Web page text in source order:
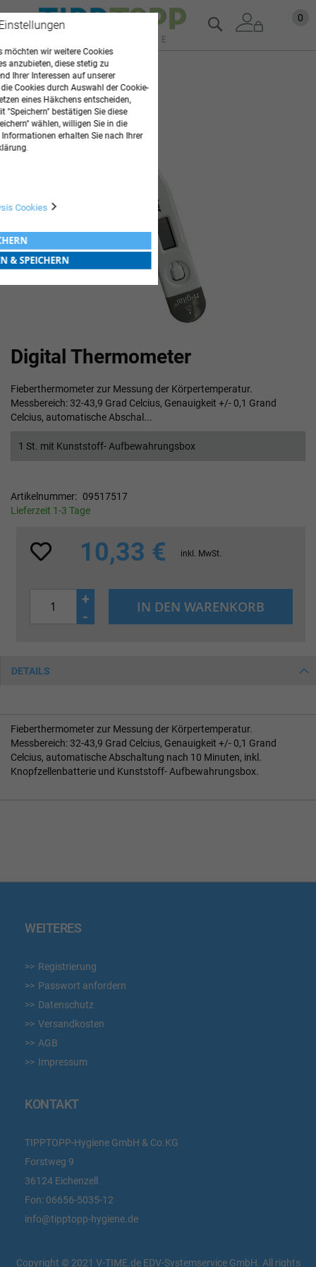
Zum
Inhalt
0
Suche
Digital Thermometer
Fieberthermometer zur Messung der Körpertemperatur.
Messbereich: 32-43,9 Grad Celcius, Genauigkeit +/- 0,1 Grand
Celcius, automatische Abschal...
1 St. mit Kunststoff- Aufbewahrungsbox
Artikelnummer
09517517
Lieferzeit 1-3 Tage
10,33 € inkl. MwSt.
+
-
IN DEN WARENKORB
Zum
Ende
der
Bildgalerie
springen
Anfang
der
springen
DETAILS
Fieberthermometer zur Messung der Körpertemperatur.
Messbereich: 32-43,9 Grad Celcius, Genauigkeit +/- 0,1 Grand
Celcius, automatische Abschaltung nach 10 Minuten, inkl.
Knopfzellenbatterie und Kunststoff- Aufbewahrungsbox.
WEITERES
Registrierung
Passwort anfordern
Datenschutz
Versandkosten
AGB
Impressum
KONTAKT
TIPPTOPP-Hygiene GmbH & Co.KG
Forstweg 9
36124 Eichenzell
Fon: 06656-5035-12
info@tipptopp-hygiene.de
möchten wir weitere Cookies
anzubieten, diese stetig zu
Ihrer Interessen auf unserer
Cookies durch Auswahl der Cookie-
eines Häkchens entscheiden,
"Speichern" bestätigen Sie diese
wählen, willigen Sie in die
erhalten Sie nach Ihrer
Cookies
& SPEICHERN
Copyright © 2021 V-TIME.de EDV-Systemservice GmbH. All rights